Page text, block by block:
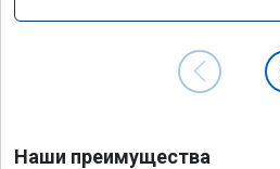
Наши преимущества